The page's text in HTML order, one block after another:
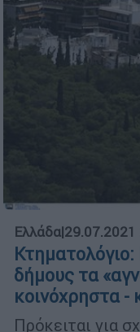
Ελλάδα|29.07.2021
δήμους τα
κοινόχρηστα -
Πρόκειται για